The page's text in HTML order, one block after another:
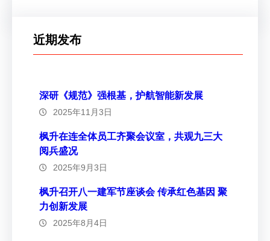
近期发布
深研《规范》强根基，护航智能新发展
2025年11月3日
枫升在连全体员工齐聚会议室，共观九三大
阅兵盛况
2025年9月3日
枫升召开八一建军节座谈会 传承红色基因 聚
力创新发展
2025年8月4日